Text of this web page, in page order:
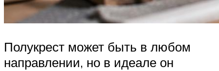
Полукрест может быть в любом
направлении, но в идеале он